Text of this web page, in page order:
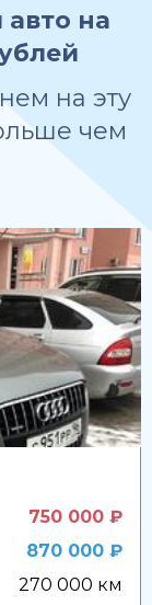
на
на эту
чем
750 000 ₽
870 000 ₽
270 000 км